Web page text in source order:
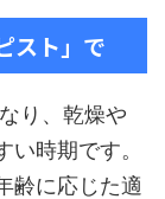
スト」で
り、乾燥や
時期です。
齢に応じた適